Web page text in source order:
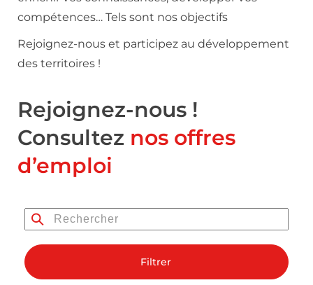
compétences… Tels sont nos objectifs
Rejoignez-nous et participez au développement
des territoires !
Rejoignez-nous !
Consultez nos offres
d’emploi
Filtrer